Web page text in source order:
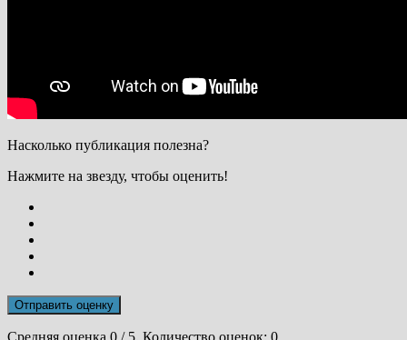
Насколько публикация полезна?
Нажмите на звезду, чтобы оценить!
Отправить оценку
Средняя оценка 0 / 5. Количество оценок: 0